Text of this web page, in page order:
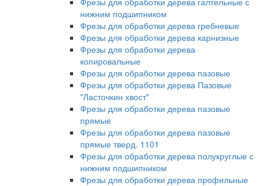
нижним подшипником
Фрезы для обработки дерева гребневые
Фрезы для обработки дерева карнизные
Фрезы для обработки дерева
копировальные
Фрезы для обработки дерева пазовые
Фрезы для обработки дерева Пазовые
"Ласточкин хвост"
Фрезы для обработки дерева пазовые
прямые
Фрезы для обработки дерева пазовые
прямые тверд. 1101
Фрезы для обработки дерева полукруглые с
нижним подшипником
Фрезы для обработки дерева профильные